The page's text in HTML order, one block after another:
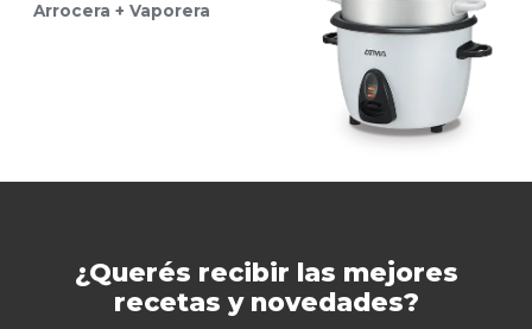
Arrocera + Vaporera
¿Querés recibir las mejores
recetas y novedades?